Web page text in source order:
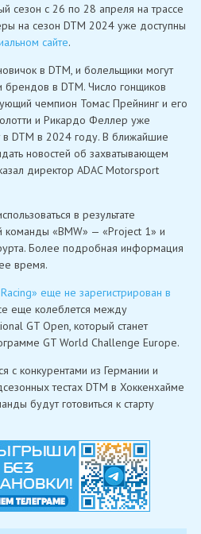
сезон с 26 по 28 апреля на трассе
на сезон DTM 2024 уже доступны
сайте.
в DTM, и болельщики могут
брендов в DTM. Число гонщиков
чемпион Томас Прейнинг и его
и Рикардо Феллер уже
в DTM в 2024 году. В ближайшие
новостей об захватывающем
директор ADAC Motorsport
в результате
команды «BMW» — «Project 1» и
Более подробная информация
время.
еще не зарегистрирован в
еще колеблется между
GT Open, который станет
GT World Challenge Europe.
с конкурентами из Германии и
тестах DTM в Хоккенхайме
будут готовиться к старту